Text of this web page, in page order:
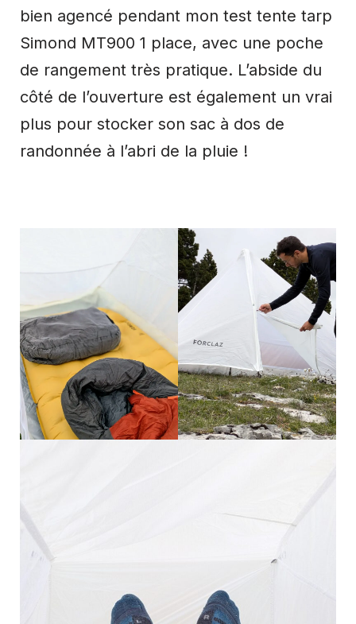
bien agencé pendant mon test tente tarp
Simond MT900 1 place, avec une poche
de rangement très pratique. L’abside du
côté de l’ouverture est également un vrai
plus pour stocker son sac à dos de
randonnée à l’abri de la pluie !